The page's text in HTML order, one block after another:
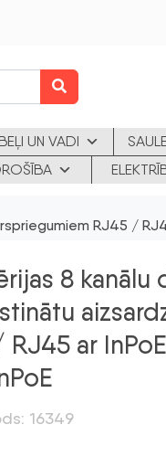
UN VADI
RJ45 /
8
ar
16349